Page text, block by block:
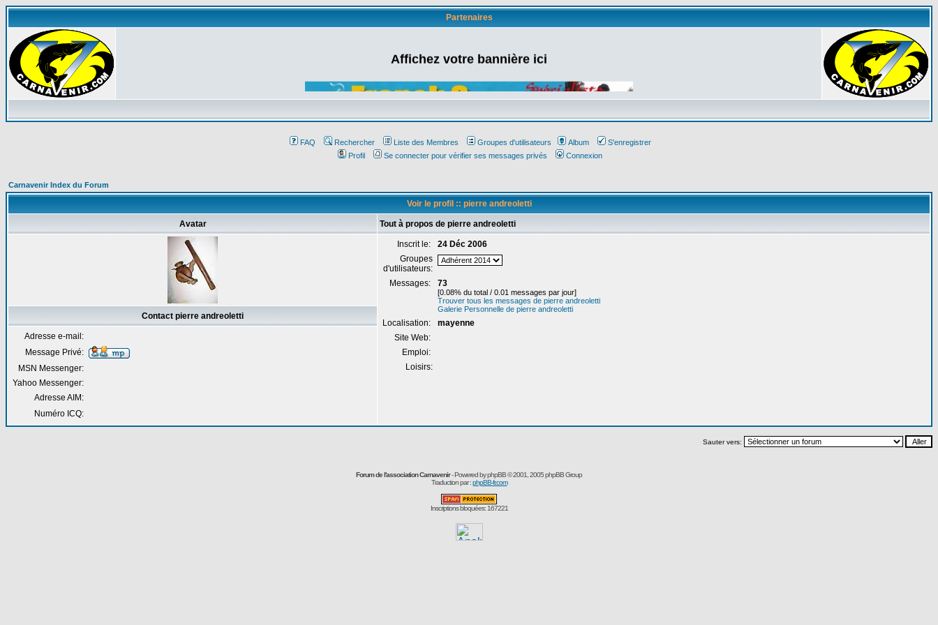
Partenaires
Affichez votre bannière ici
FAQ Rechercher Liste des Membres Groupes d'utilisateurs Album
S'enregistrer
Profil
Se connecter pour vérifier ses messages privés Connexion
Carnavenir Index du Forum
Voir le profil :: pierre andreoletti
Avatar Tout à propos de pierre andreoletti
Inscrit le:
24 Déc 2006
Groupes
d'utilisateurs:
Messages:
73
[0.08% du total / 0.01 messages par jour]
Trouver tous les messages de pierre andreoletti
Galerie Personnelle de pierre andreoletti
Localisation:
mayenne
Site Web:
Emploi:
Loisirs:
Contact pierre andreoletti
Adresse e-mail:
Message Privé:
MSN Messenger:
Yahoo Messenger:
Adresse AIM:
Numéro ICQ:
Sauter vers:
Forum de l'association Carnavenir- Powered byphpBB© 2001, 2005 phpBB Group
Traduction par :phpBB-fr.com
Inscriptions bloquées: 167221